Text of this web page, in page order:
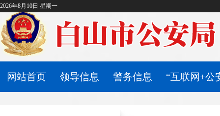
2026年8月10日 星期一
网站首页 领导信息 警务信息 “互联网+公